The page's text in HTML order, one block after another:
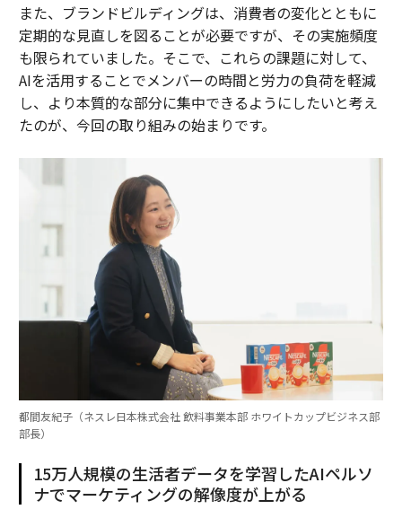
また、ブランドビルディングは、消費者の変化とともに
定期的な見直しを図ることが必要ですが、その実施頻度
も限られていました。そこで、これらの課題に対して、
AIを活用することでメンバーの時間と労力の負荷を軽減
し、より本質的な部分に集中できるようにしたいと考え
たのが、今回の取り組みの始まりです。
都間友紀子（ネスレ日本株式会社 飲料事業本部 ホワイトカップビジネス部
部長）
15万人規模の生活者データを学習したAIペルソ
ナでマーケティングの解像度が上がる